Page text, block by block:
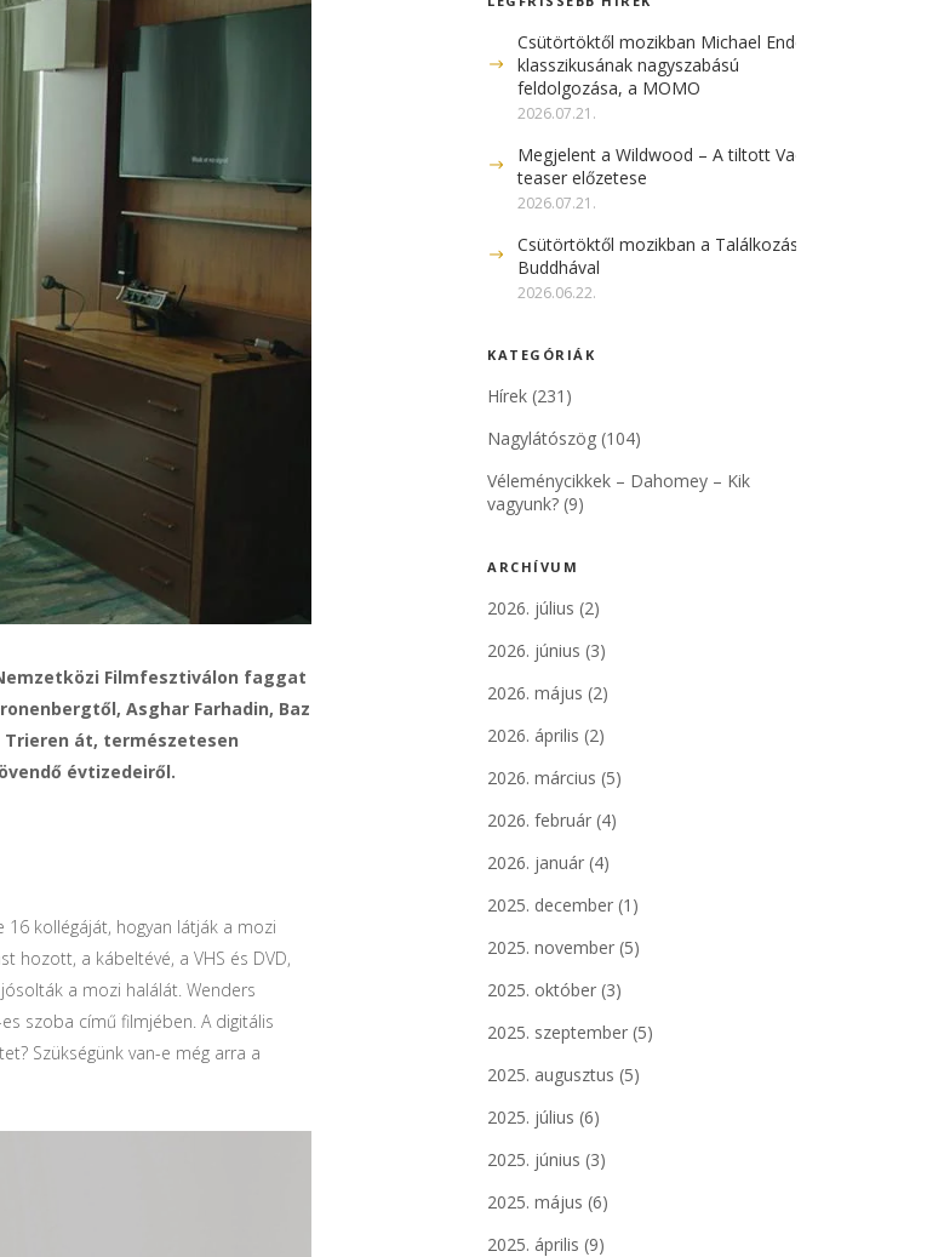
Filmfesztiválon faggat
Asghar Farhadin, Baz
Trieren át, természetesen
évtizedeiről.
kollégáját, hogyan látják a mozi
hozott, a kábeltévé, a VHS és DVD,
a mozi halálát. Wenders
szoba című filmjében. A digitális
Szükségünk van-e még arra a
Csütörtöktől mozikban Michael Ende
klasszikusának nagyszabású
feldolgozása, a MOMO
2026.07.21.
Megjelent a Wildwood – A tiltott Vadon
teaser előzetese
2026.07.21.
Csütörtöktől mozikban a Találkozás a
Buddhával
2026.06.22.
KATEGÓRIÁK
Hírek (231)
Nagylátószög (104)
Véleménycikkek – Dahomey – Kik
vagyunk? (9)
ARCHÍVUM
2026. július (2)
2026. június (3)
2026. május (2)
2026. április (2)
2026. március (5)
2026. február (4)
2026. január (4)
2025. december (1)
2025. november (5)
2025. október (3)
2025. szeptember (5)
2025. augusztus (5)
2025. július (6)
2025. június (3)
2025. május (6)
2025. április (9)